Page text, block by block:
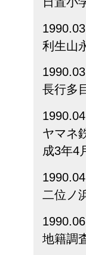
1990.03
利生山
1990.03
長行多
1990.04
ヤマネ
成3年4
1990.04
二位ノ
1990.06
地籍調